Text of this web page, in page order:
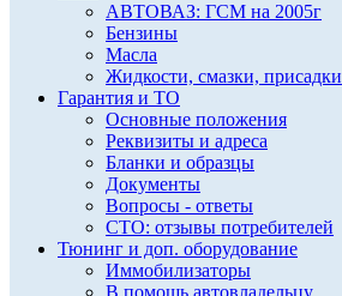
АВТОВАЗ: ГСМ на 2005г
Бензины
Масла
Жидкости, смазки, присадки
Гарантия и ТО
Основные положения
Реквизиты и адреса
Бланки и образцы
Документы
Вопросы - ответы
СТО: отзывы потребителей
Тюнинг и доп. оборудование
Иммобилизаторы
В помощь автовладельцу